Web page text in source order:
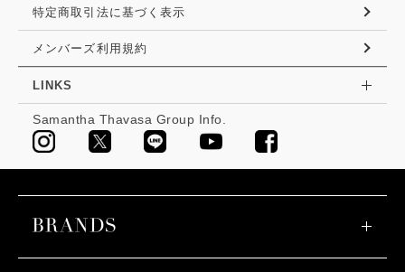
特定商取引法に基づく表示
メンバーズ利用規約
LINKS
Samantha Thavasa Group Info.